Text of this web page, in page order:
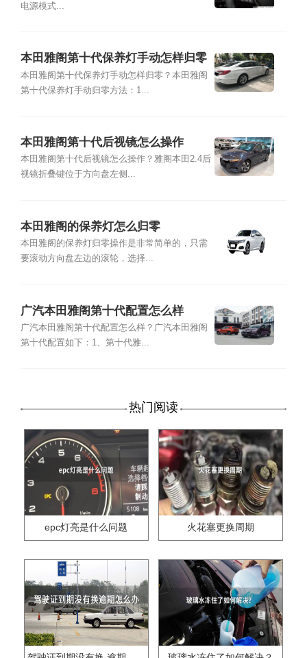
电源模式...
本田雅阁第十代保养灯手动怎样归零
本田雅阁第十代保养灯手动怎样归零？本田雅阁
第十代保养灯手动归零方法：1...
本田雅阁第十代后视镜怎么操作
本田雅阁第十代后视镜怎么操作？雅阁本田2.4后
视镜折叠键位于方向盘左侧...
本田雅阁的保养灯怎么归零
本田雅阁的保养灯归零操作是非常简单的，只需
要滚动方向盘左边的滚轮，选择...
广汽本田雅阁第十代配置怎么样
广汽本田雅阁第十代配置怎么样？广汽本田雅阁
第十代配置如下：1、第十代雅...
热门阅读
epc灯亮是什么问题 火花塞更换周期